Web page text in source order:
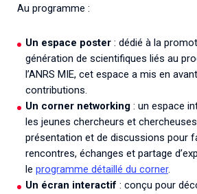
Au programme :
Un espace poster: dédié à la
génération de scientifiques liés au
l’ANRS MIE, cet espace a mis en
contributions.
Un corner networking: un espace
les jeunes chercheurs et
présentation et de discussions pour
rencontres, échanges et partage
le programme détaillé du corner.
Un écran interactif : conçu pour